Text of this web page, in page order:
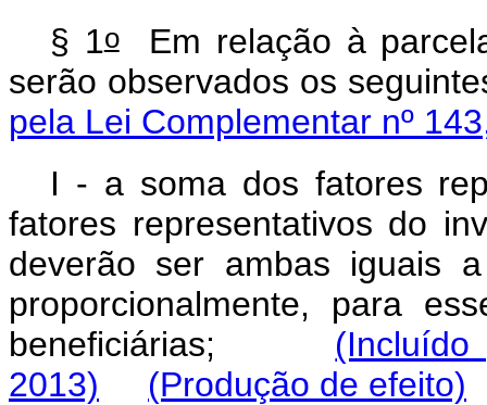
§ 1oEm relação à
serão observados os
pela Lei Complementar nº
I - a soma dos fatores
fatores representativos do
deverão ser ambas iguais
proporcionalmente, para
beneficiárias;
2013)
(Produção de efeito)